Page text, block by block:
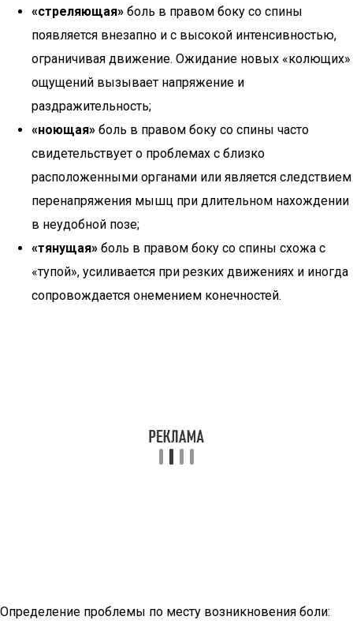
«стреляющая» боль в правом боку со спины
появляется внезапно и с высокой интенсивностью,
ограничивая движение. Ожидание новых «колющих»
ощущений вызывает напряжение и
раздражительность;
«ноющая» боль в правом боку со спины часто
свидетельствует о проблемах с близко
расположенными органами или является следствием
перенапряжения мышц при длительном нахождении
в неудобной позе;
«тянущая» боль в правом боку со спины схожа с
«тупой», усиливается при резких движениях и иногда
сопровождается онемением конечностей.
Определение проблемы по месту возникновения боли: